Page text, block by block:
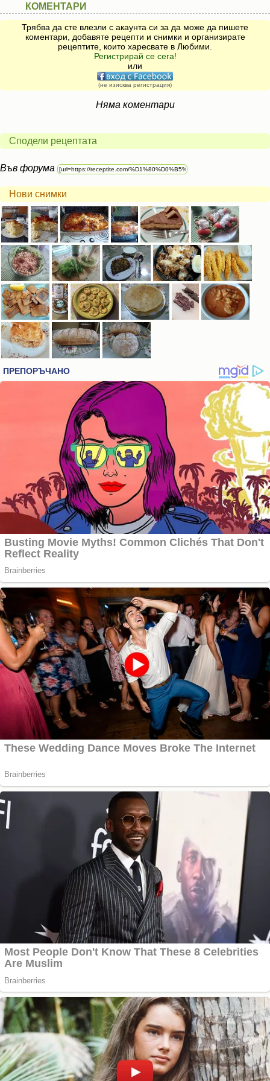
КОМЕНТАРИ
Трябва да сте влезли с акаунта си за да може да пишете
коментари, добавяте рецепти и снимки и организирате
рецептите, които харесвате в Любими.
Регистрирай се сега!
или
(не изисква регистрация)
Няма коментари
Сподели рецептата
Във форума
Нови снимки